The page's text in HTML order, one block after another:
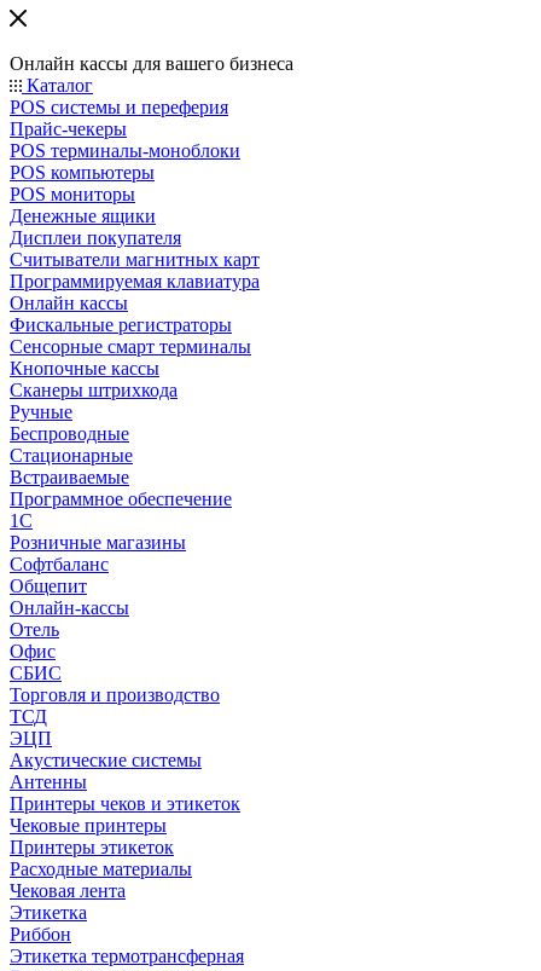
Онлайн кассы для вашего бизнеса
Каталог
POS системы и переферия
Прайс-чекеры
POS терминалы-моноблоки
POS компьютеры
POS мониторы
Денежные ящики
Дисплеи покупателя
Считыватели магнитных карт
Программируемая клавиатура
Онлайн кассы
Фискальные регистраторы
Сенсорные смарт терминалы
Кнопочные кассы
Сканеры штрихкода
Ручные
Беспроводные
Стационарные
Встраиваемые
Программное обеспечение
1С
Розничные магазины
Софтбаланс
Общепит
Онлайн-кассы
Отель
Офис
СБИС
Торговля и производство
ТСД
ЭЦП
Акустические системы
Антенны
Принтеры чеков и этикеток
Чековые принтеры
Принтеры этикеток
Расходные материалы
Чековая лента
Этикетка
Риббон
Этикетка термотрансферная